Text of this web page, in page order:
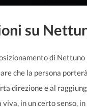
su
di
che la persona
direzione e al
viva, in un certo senso,